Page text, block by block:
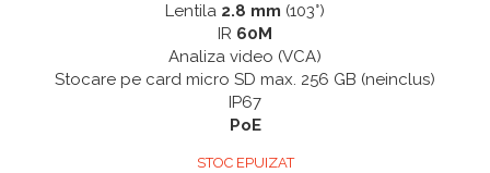
Lentila 2.8 mm (103°)
IR 60M
Analiza video (VCA)
Stocare pe card micro SD max. 256 GB (neinclus)
IP67
PoE
STOC EPUIZAT